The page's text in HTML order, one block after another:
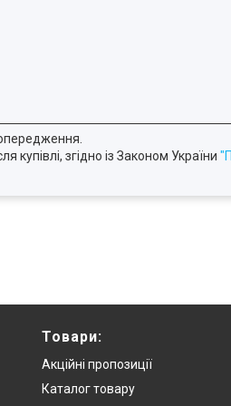
згідно із Законом України
Товари:
Акційні пропозиції
Каталог товару